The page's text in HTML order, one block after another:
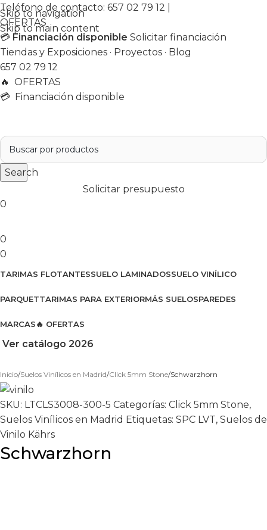
Skip to navigation
Skip to main content
Teléfono de contacto: 657 02 79 12
OFERTAS
💳 Financiación disponible Solicitar financiación
Tiendas y Exposiciones · Proyectos · Blog
657 02 79 12
🔥 OFERTAS
💳 Financiación disponible
Search
Solicitar presupuesto
0
0
0
TARIMAS FLOTANTESSUELO LAMINADOSSUELO VINÍLICO
PARQUETTARIMAS PARA EXTERIORMÁS SUELOSPAREDES
MARCAS🔥 OFERTAS
Ver catálogo 2026
Inicio Suelos Vinílicos en Madrid Click 5mm Stone Schwarzhorn
SKU: LTCLS3008-300-5 Categorías: Click 5mm Stone,
Suelos Vinílicos en Madrid Etiquetas: SPC LVT, Suelos de
Vinilo Kährs
Schwarzhorn